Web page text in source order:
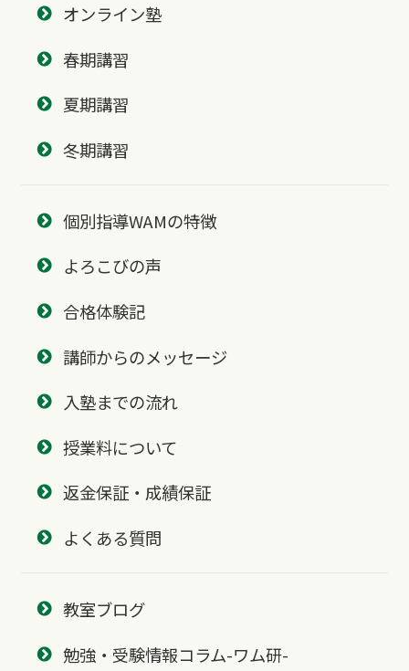
オンライン塾
春期講習
夏期講習
冬期講習
個別指導WAMの特徴
よろこびの声
合格体験記
講師からのメッセージ
入塾までの流れ
授業料について
返金保証・成績保証
よくある質問
教室ブログ
勉強・受験情報コラム-ワム研-